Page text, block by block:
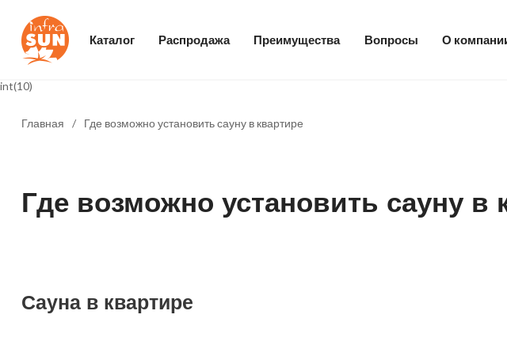
Каталог Распродажа Преимущества Вопросы О
int(10)
Главная / Где возможно установить сауну в квартире
Где возможно установить сауну в
Сауна в квартире